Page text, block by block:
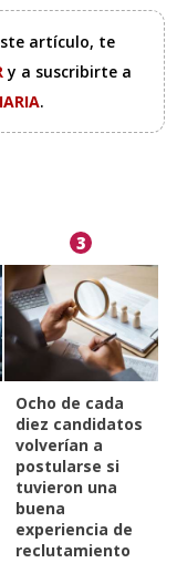
artículo, te
y a suscribirte a
.
3
Ocho de cada
diez candidatos
volverían a
postularse si
tuvieron una
buena
experiencia de
reclutamiento